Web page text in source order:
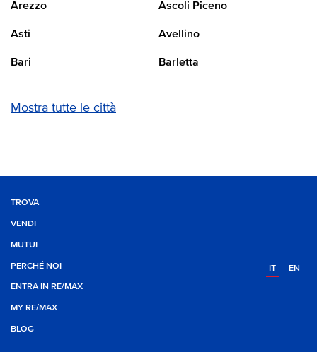
Arezzo Ascoli Piceno
Asti Avellino
Bari Barletta
Mostra tutte le città
TROVA
VENDI
MUTUI
PERCHÉ NOI
ENTRA IN RE/MAX
MY RE/MAX
BLOG
IT EN